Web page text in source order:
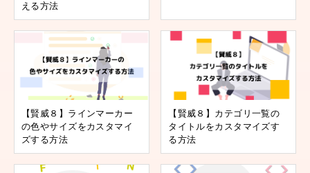
える方法
【賢威８】ラインマーカー
の色やサイズをカスタマイ
ズする方法
【賢威８】カテゴリ一覧の
タイトルをカスタマイズす
る方法